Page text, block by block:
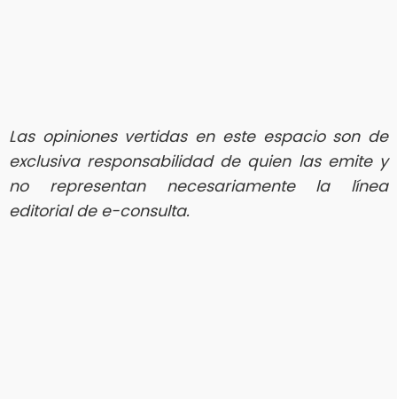
Las opiniones vertidas en este espacio son de
exclusiva responsabilidad de quien las emite y
no representan necesariamente la línea
editorial de e-consulta.